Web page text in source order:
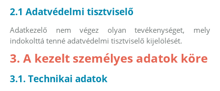
2.1 Adatvédelmi tisztviselő
Adatkezelő nem végez olyan tevékenységet, mely
indokolttá tenné adatvédelmi tisztviselő kijelölését.
3. A kezelt személyes adatok köre
3.1. Technikai adatok